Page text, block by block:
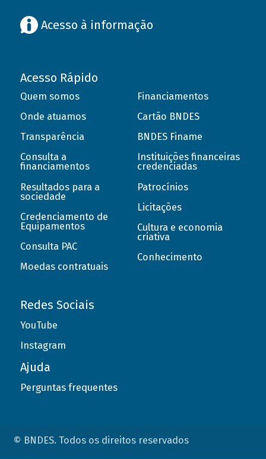
Acesso à informação
Acesso Rápido
Quem somos
Onde atuamos
Transparência
Consulta a
financiamentos
Resultados para a
sociedade
Credenciamento de
Equipamentos
Consulta PAC
Moedas contratuais
Financiamentos
Cartão BNDES
BNDES Finame
Instituições financeiras
credenciadas
Patrocínios
Licitações
Cultura e economia
criativa
Conhecimento
Redes Sociais
YouTube
Instagram
Ajuda
Perguntas frequentes
© BNDES. Todos os direitos reservados